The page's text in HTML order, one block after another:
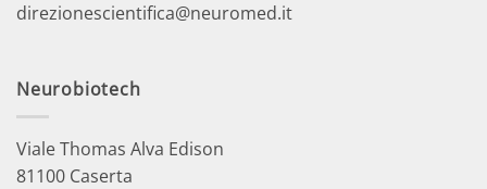
direzionescientifica@neuromed.it
Neurobiotech
Viale Thomas Alva Edison
81100 Caserta